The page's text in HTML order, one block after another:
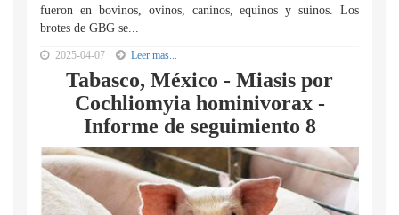
fueron en bovinos, ovinos, caninos, equinos y suinos. Los
brotes de GBG se...
2025-04-07 Leer mas...
Tabasco, México - Miasis por
Cochliomyia hominivorax -
Informe de seguimiento 8